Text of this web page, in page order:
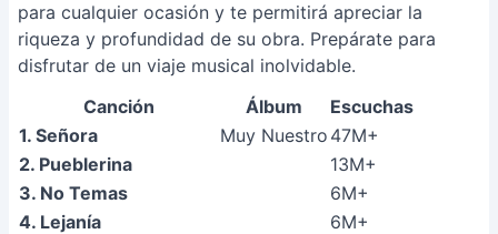
para cualquier ocasión y te permitirá apreciar la
riqueza y profundidad de su obra. Prepárate para
disfrutar de un viaje musical inolvidable.
Canción Álbum
Escuchas
1. Señora
Muy Nuestro 47M+
2. Pueblerina
13M+
3. No Temas
6M+
4. Lejanía
6M+